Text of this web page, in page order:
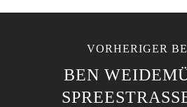
VORHERIGER
BEN